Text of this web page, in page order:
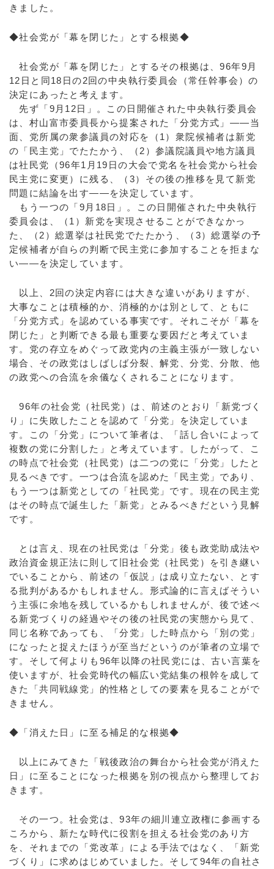
きました。
◆社会党が「幕を閉じた」とする根拠◆
社会党が「幕を閉じた」とするその根拠は、96年9月
12日と同18日の2回の中央執行委員会（常任幹事会）の
決定にあったと考えます。
先ず「9月12日」。この日開催された中央執行委員会
は、村山富市委員長から提案された「分党方式」——当
面、党所属の衆参議員の対応を（1）衆院候補者は新党
の「民主党」でたたかう、（2）参議院議員や地方議員
は社民党（96年1月19日の大会で党名を社会党から社会
民主党に変更）に残る、（3）その後の推移を見て新党
問題に結論を出す——を決定しています。
もう一つの「9月18日」。この日開催された中央執行
委員会は、（1）新党を実現させることができなかっ
た、（2）総選挙は社民党でたたかう、（3）総選挙の予
定候補者が自らの判断で民主党に参加することを拒まな
い——を決定しています。
以上、2回の決定内容には大きな違いがありますが、
大事なことは積極的か、消極的かは別として、ともに
「分党方式」を認めている事実です。それこそが「幕を
閉じた」と判断できる最も重要な要因だと考えていま
す。党の存立をめぐって政党内の主義主張が一致しない
場合、その政党はしばしば分裂、解党、分党、分散、他
の政党への合流を余儀なくされることになります。
96年の社会党（社民党）は、前述のとおり「新党づく
り」に失敗したことを認めて「分党」を決定していま
す。この「分党」について筆者は、「話し合いによって
複数の党に分割した」と考えています。したがって、こ
の時点で社会党（社民党）は二つの党に「分党」したと
見るべきです。一つは合流を認めた「民主党」であり、
もう一つは新党としての「社民党」です。現在の民主党
はその時点で誕生した「新党」とみるべきだという見解
です。
とは言え、現在の社民党は「分党」後も政党助成法や
政治資金規正法に則して旧社会党（社民党）を引き継い
でいることから、前述の「仮説」は成り立たない、とす
る批判があるかもしれません。形式論的に言えばそうい
う主張に余地を残しているかもしれませんが、後で述べ
る新党づくりの経過やその後の社民党の実態から見て、
同じ名称であっても、「分党」した時点から「別の党」
になったと捉えたほうが至当だというのが筆者の立場で
す。そして何よりも96年以降の社民党には、古い言葉を
使いますが、社会党時代の幅広い党結集の根幹を成して
きた「共同戦線党」的性格としての要素を見ることがで
きません。
◆「消えた日」に至る補足的な根拠◆
以上にみてきた「戦後政治の舞台から社会党が消えた
日」に至ることになった根拠を別の視点から整理してお
きます。
その一つ。社会党は、93年の細川連立政権に参画する
ころから、新たな時代に役割を担える社会党のあり方
を、それまでの「党改革」による手法ではなく、「新党
づくり」に求めはじめていました。そして94年の自社さ